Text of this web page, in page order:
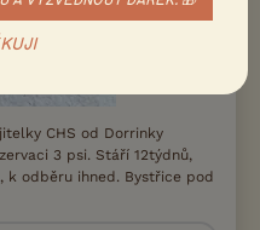
CHS od Dorrinky
3 psi. Stáří 12týdnů,
k odběru ihned. Bystřice pod